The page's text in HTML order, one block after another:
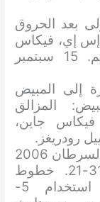
بعد الحروق
إس إي، فيكاس
جاين، جراحة التجميل والترميم. 15 سبتمبر
إلى المبيض
المزالق
فيكاس جاين،
رودريغز.
المجلة الدولية لأمراض النساء والسرطان 2006
يناير-فبراير؛ 16 ملحق 1: 319-21. خطوط
وريدية متعرجة ناتجة عن استخدام 5-